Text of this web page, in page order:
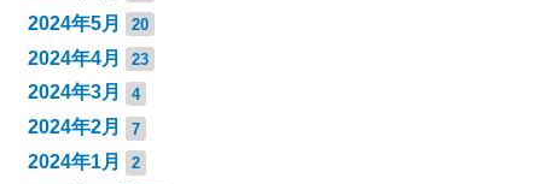
2024年5月 20
2024年4月 23
2024年3月 4
2024年2月 7
2024年1月 2